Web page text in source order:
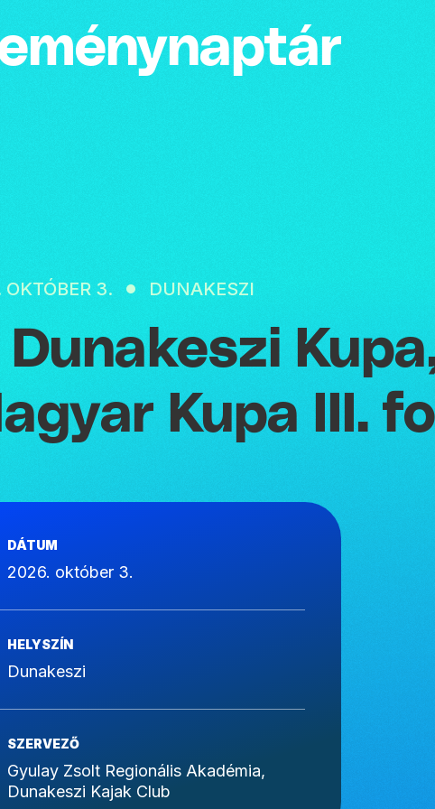
3. DUNAKESZI
Dunakeszi
Kupa III.
DÁTUM
2026. október 3.
HELYSZÍN
Dunakeszi
SZERVEZŐ
Gyulay Zsolt Regionális Akadémia,
Dunakeszi Kajak Club